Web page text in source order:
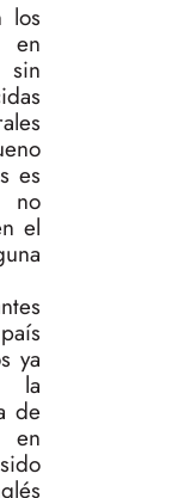
los
sin
es
el
ya
la
de
en